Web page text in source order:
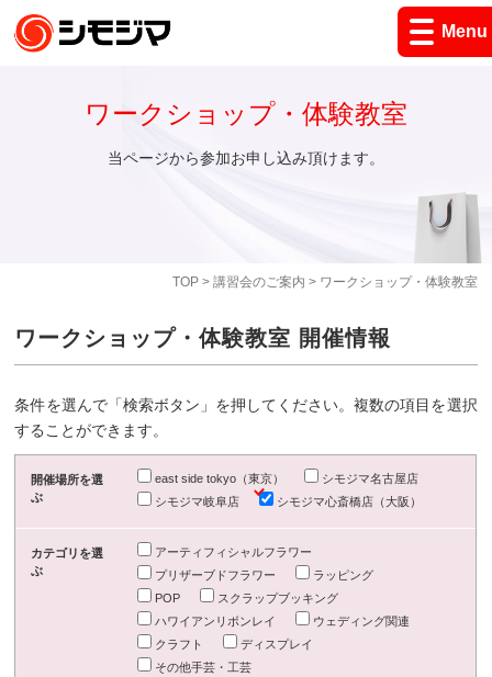
Menu
TOP> 講習会のご案内 > ワークショップ・体験教室
ワークショップ・体験教室
当ページから参加お申し込み頂けます。
ワークショップ・体験教室 開催情報
条件を選んで「検索ボタン」を押してください。複数の項目を選択
することができます。
開催場所を選
ぶ
east side tokyo（東京）
シモジマ名古屋店
シモジマ岐阜店
シモジマ心斎橋店（大阪）
カテゴリを選
ぶ
アーティフィシャルフラワー
プリザーブドフラワー
ラッピング
POP
スクラップブッキング
ハワイアンリボンレイ
ウェディング関連
クラフト
ディスプレイ
その他手芸・工芸